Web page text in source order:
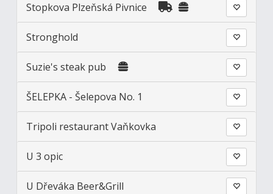
Stopkova Plzeňská Pivnice
Stronghold
Suzie's steak pub
ŠELEPKA - Šelepova No. 1
Tripoli restaurant Vaňkovka
U 3 opic
U Dřeváka Beer&Grill